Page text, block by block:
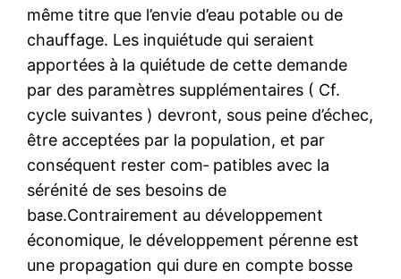
même titre que l’envie d’eau potable ou de
chauffage. Les inquiétude qui seraient
apportées à la quiétude de cette demande
par des paramètres supplémentaires ( Cf.
cycle suivantes ) devront, sous peine d’échec,
être acceptées par la population, et par
conséquent rester com‑ patibles avec la
sérénité de ses besoins de
base.Contrairement au développement
économique, le développement pérenne est
une propagation qui dure en compte bosse